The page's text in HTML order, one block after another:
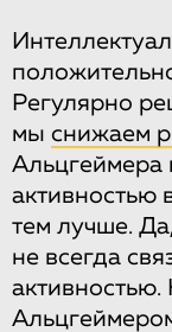
Регулярно
мы снижаем
Альцгеймера
активностью
тем лучше.
не всегда